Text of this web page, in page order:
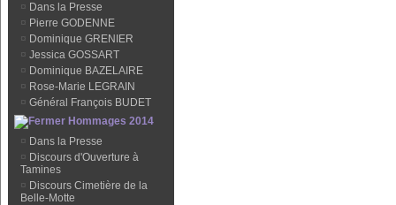
¤ Dans la Presse
¤ Pierre GODENNE
¤ Dominique GRENIER
¤ Jessica GOSSART
¤ Dominique BAZELAIRE
¤ Rose-Marie LEGRAIN
¤ Général François BUDET
Hommages 2014
¤ Dans la Presse
¤ Discours d'Ouverture à
Tamines
¤ Discours Cimetière de la
Belle-Motte